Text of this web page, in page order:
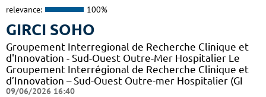
relevance: 100%
GIRCI SOHO
Groupement Interregional de Recherche Clinique et
d'Innovation - Sud-Ouest Outre-Mer Hospitalier Le
Groupement Interrégional de Recherche Clinique et
d’Innovation – Sud-Ouest Outre-mer Hospitalier (GI
09/06/2026 16:40